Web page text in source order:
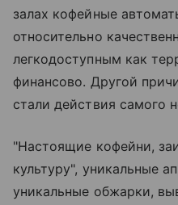
залах кофейные
относительно
легкодоступным как
финансово. Другой
стали действия самого
"Настоящие кофейни,
культуру", уникальные
уникальные обжарки,